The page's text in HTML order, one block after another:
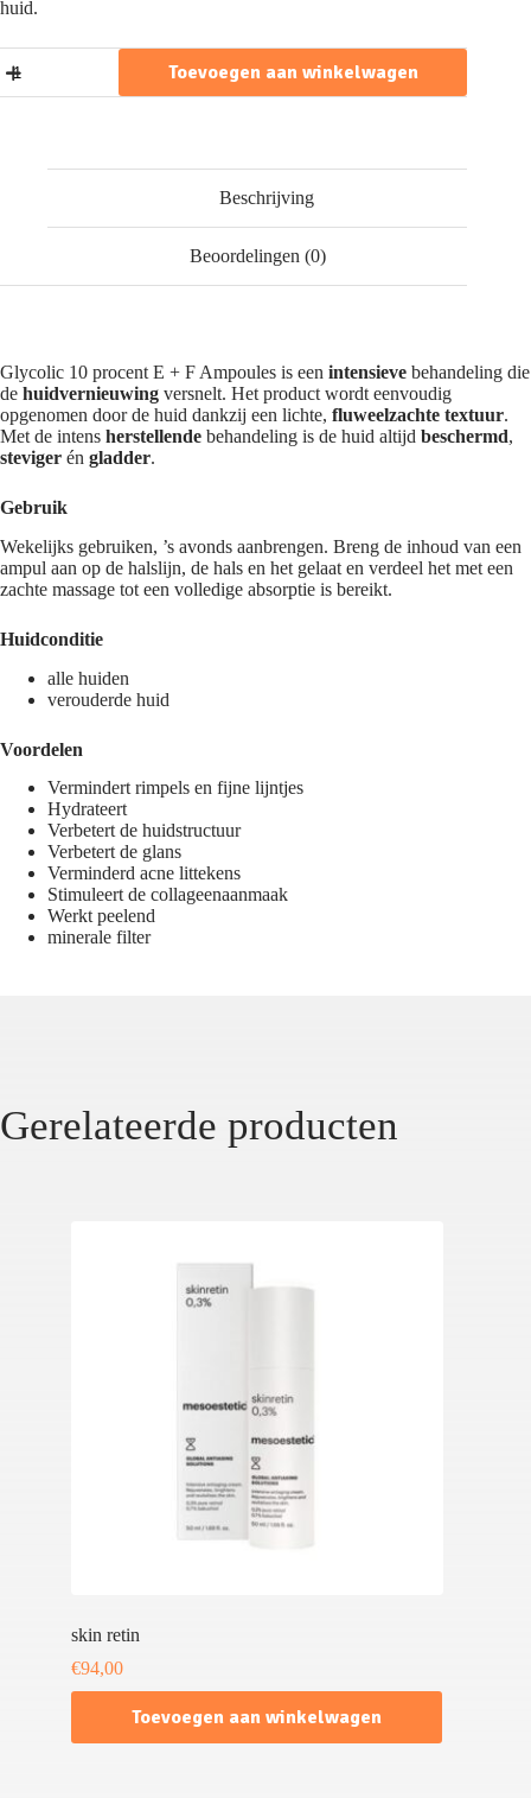
huid.
+E+F
ampoules
Toevoegen aan winkelwagen
Beschrijving
Beoordelingen (0)
Glycolic 10 procent E + F Ampoules is een intensieve behandeling die
de huidvernieuwing versnelt. Het product wordt eenvoudig
opgenomen door de huid dankzij een lichte, fluweelzachte textuur.
Met de intens herstellende behandeling is de huid altijd beschermd,
steviger én gladder.
Gebruik
Wekelijks gebruiken, ’s avonds aanbrengen. Breng de inhoud van een
ampul aan op de halslijn, de hals en het gelaat en verdeel het met een
zachte massage tot een volledige absorptie is bereikt.
Huidconditie
alle huiden
verouderde huid
Voordelen
Vermindert rimpels en fijne lijntjes
Hydrateert
Verbetert de huidstructuur
Verbetert de glans
Verminderd acne littekens
Stimuleert de collageenaanmaak
Werkt peelend
minerale filter
Gerelateerde producten
skin retin
€94,00
Toevoegen aan winkelwagen